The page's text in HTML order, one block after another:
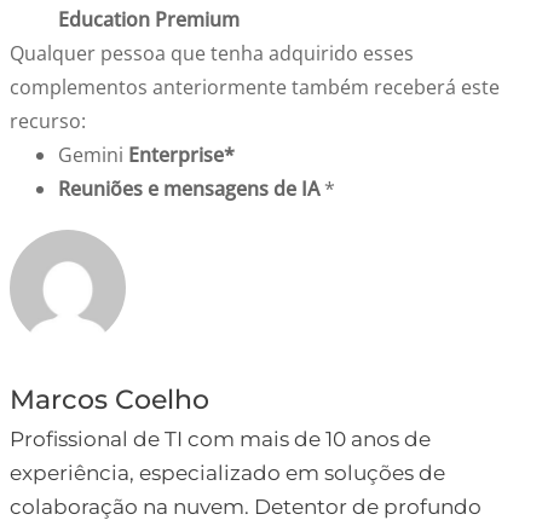
Education Premium
Qualquer pessoa que tenha adquirido esses
complementos anteriormente também receberá este
recurso:
Gemini Enterprise*
Reuniões e mensagens de IA*
Marcos Coelho
Profissional de TI com mais de 10 anos de
experiência, especializado em soluções de
colaboração na nuvem. Detentor de profundo